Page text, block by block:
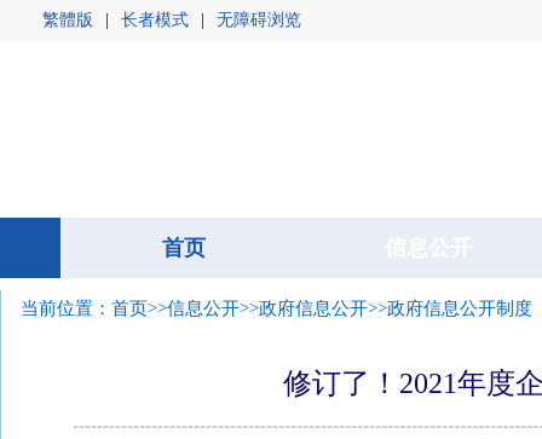
繁體版 长者模式 无障碍浏览
首页
首页
当前位置： 首页>>信息公开>>政府信息公开>>政府信息公开制度
修订了！2021年度